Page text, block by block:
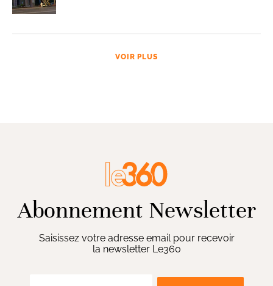
VOIR PLUS
Abonnement Newsletter
Saisissez votre adresse email pour recevoir
la newsletter Le360